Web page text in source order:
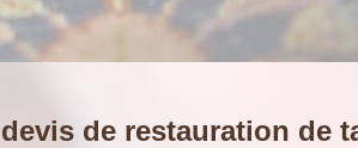
de restauration de